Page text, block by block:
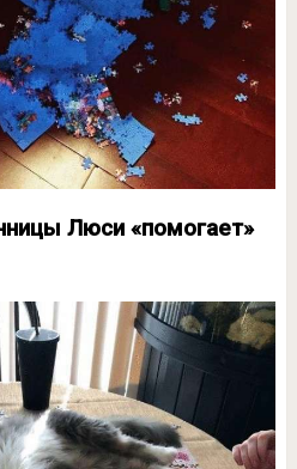
Люси «помогает»